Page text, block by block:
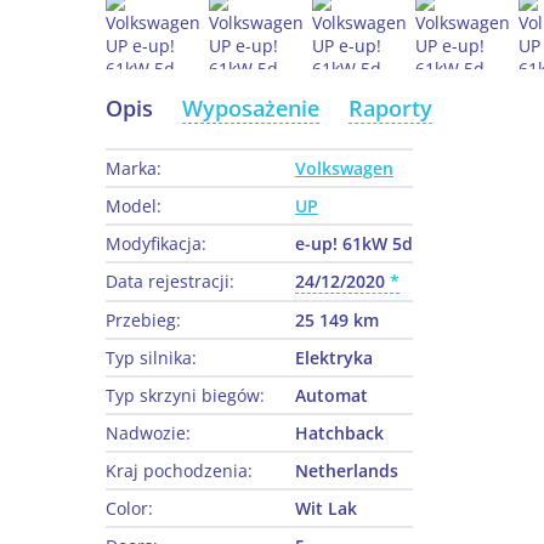
Opis Wyposażenie Raporty
Marka:
Volkswagen
Model:
UP
Modyfikacja:
e-up! 61kW 5d
Data rejestracji:
24/12/2020
Przebieg:
25 149 km
Typ silnika:
Elektryka
Typ skrzyni biegów:
Automat
Nadwozie:
Hatchback
Kraj pochodzenia:
Netherlands
Color:
Wit Lak